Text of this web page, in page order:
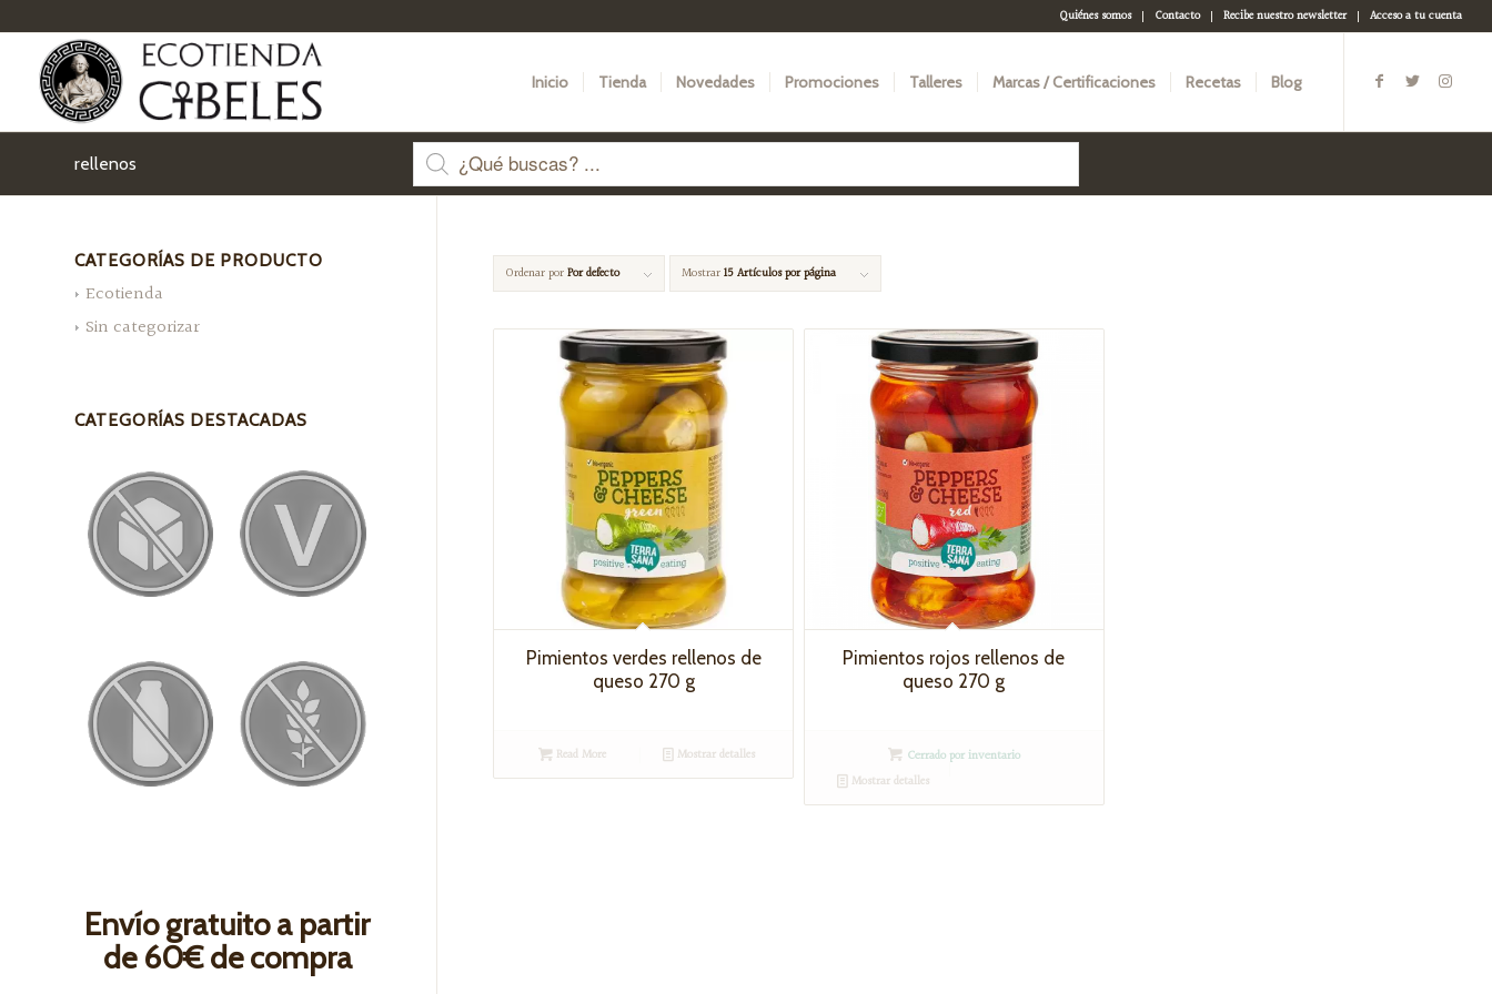
Quiénes somos Contacto Recibe nuestro newsletter Acceso a tu cuenta
Inicio Tienda Novedades Promociones Talleres Marcas / Certificaciones Recetas Blog
rellenos
Ordenar porPor defecto Mostrar15 Artículos por página
Pimientos verdes rellenos de
queso 270 g
Read More Mostrar detalles
Pimientos rojos rellenos de
queso 270 g
Cerrado por inventario
Mostrar detalles
CATEGORÍAS DE PRODUCTO
Ecotienda
Sin categorizar
CATEGORÍAS DESTACADAS
Envío gratuito a partir
de 60€ de compra